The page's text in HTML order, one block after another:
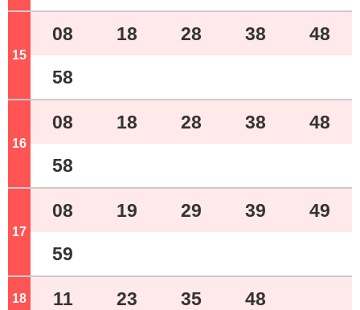
15
08 18 28 38 48
58
16
08 18 28 38 48
58
17
08 19 29 39 49
59
18 11 23 35 48